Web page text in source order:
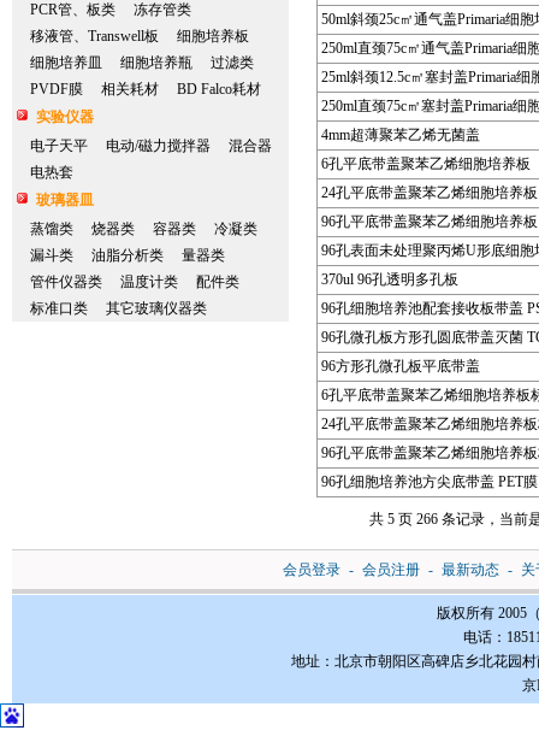
PCR管、板类
冻存管类
移液管、Transwell板
细胞培养板
细胞培养皿
细胞培养瓶
过滤类
PVDF膜
相关耗材
BD Falco耗材
实验仪器
电子天平
电动/磁力搅拌器
混合器
电热套
玻璃器皿
蒸馏类
烧器类 容器类
冷凝类
漏斗类
油脂分析类
量器类
管件仪器类
温度计类
配件类
标准口类
其它玻璃仪器类
50ml斜颈25c㎡通气盖Primaria细
250ml直颈75c㎡通气盖Primaria细
25ml斜颈12.5c㎡塞封盖Primaria细
250ml直颈75c㎡塞封盖Primaria细
4mm超薄聚苯乙烯无菌盖
6孔平底带盖聚苯乙烯细胞培养板
24孔平底带盖聚苯乙烯细胞培养板
96孔平底带盖聚苯乙烯细胞培养板
96孔表面未处理聚丙烯U形底细胞
370ul 96孔透明多孔板
96孔细胞培养池配套接收板带盖
96孔微孔板方形孔圆底带盖灭菌
96方形孔微孔板平底带盖
6孔平底带盖聚苯乙烯细胞培养板
24孔平底带盖聚苯乙烯细胞培养
96孔平底带盖聚苯乙烯细胞培养
96孔细胞培养池方尖底带盖 PET膜
共 5 页 266 条记录，当前
会员登录 - 会员注册 - 最新动态 - 关
版权所有 2005
电话：
地址：北京市朝阳区高碑店乡北花园村
京